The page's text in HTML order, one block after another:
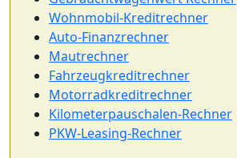
Wohnmobil-Kreditrechner
Auto-Finanzrechner
Mautrechner
Fahrzeugkreditrechner
Motorradkreditrechner
Kilometerpauschalen-Rechner
PKW-Leasing-Rechner